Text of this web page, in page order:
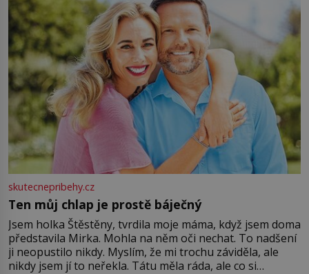
skutecnepribehy.cz
Ten můj chlap je prostě báječný
Jsem holka Štěstěny, tvrdila moje máma, když jsem doma
představila Mirka. Mohla na něm oči nechat. To nadšení
ji neopustilo nikdy. Myslím, že mi trochu záviděla, ale
nikdy jsem jí to neřekla. Tátu měla ráda, ale co si